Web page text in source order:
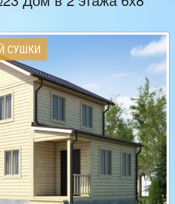
СУШКИ